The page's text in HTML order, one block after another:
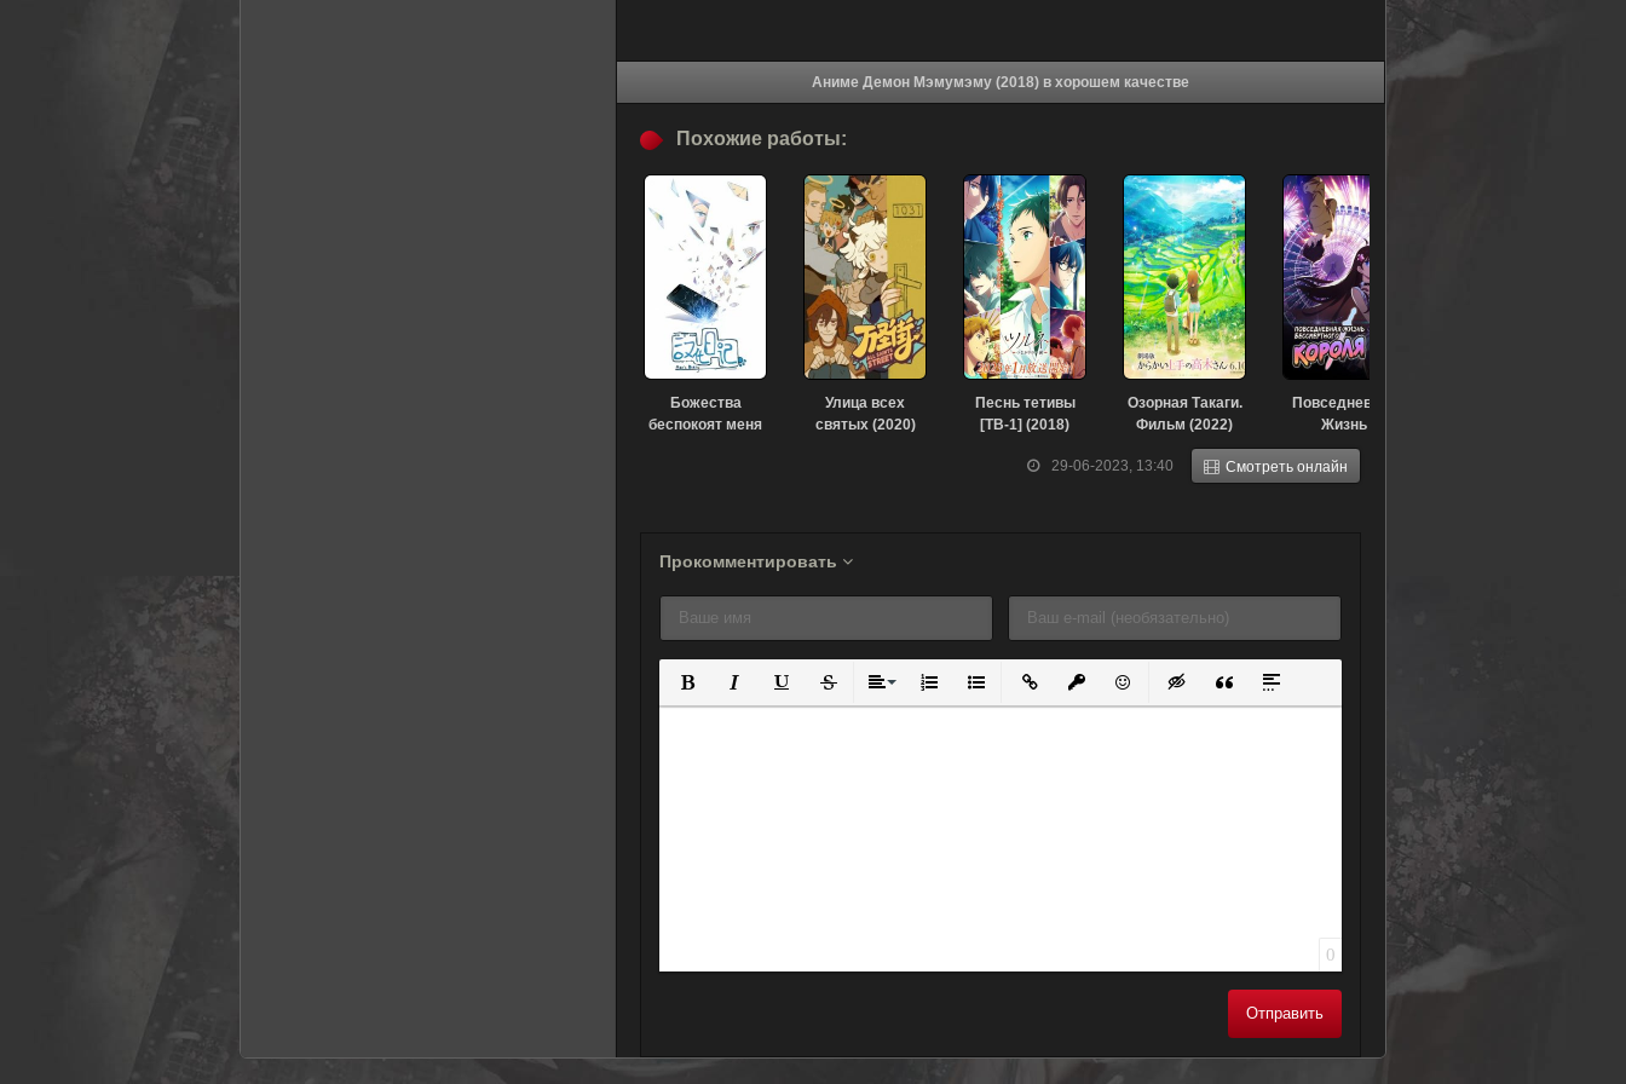
Аниме Демон Мэмумэму (2018) в хорошем качестве
29-06-2023, 13:40 Смотреть онлайн
Похожие работы:
Божества
беспокоят меня
Улица всех
святых (2020)
Песнь тетивы
[ТВ-1] (2018)
Озорная Такаги.
Фильм (2022)
Повседневная
Жизнь
Бессмертного
Короля (2020)
Прокомментировать
Полужирный
КурсивПодчеркнутый
ЗачеркнутыйВыравнивание
Нумерованный список
Маркированный список
Вставить ссылку
Вставить защищенную ссылку
Вставить смайлик
Вставка скрытого текста
Вставка цитаты
Вставка спойлера
0
Отправить